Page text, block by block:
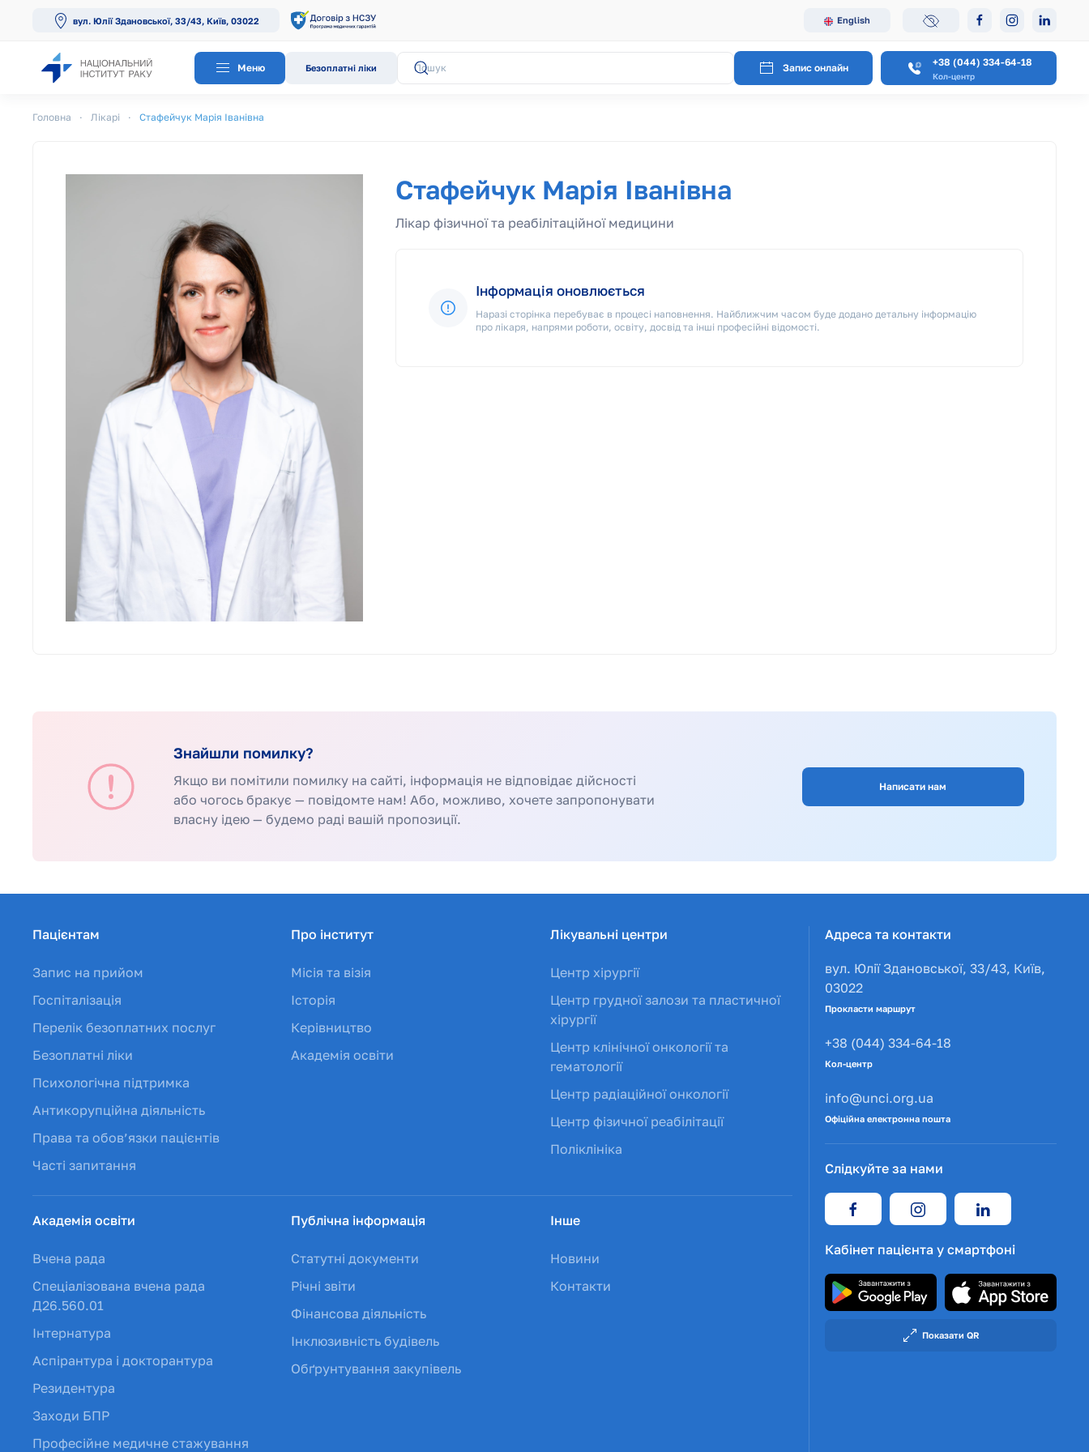
вул. Юлії Здановської, 33/43, Київ, 03022 English
Меню Безоплатні ліки Запис онлайн +38 (044) 334-64-18
Кол-центр
Головна Лікарі Стафейчук Марія Іванівна
Стафейчук Марія Іванівна
Лікар фізичної та реабілітаційної медицини
Інформація оновлюється
Наразі сторінка перебуває в процесі наповнення. Найближчим часом буде додано детальну інформацію
про лікаря, напрями роботи, освіту, досвід та інші професійні відомості.
Знайшли помилку?
Якщо ви помітили помилку на сайті, інформація не відповідає дійсності
або чогось бракує — повідомте нам! Або, можливо, хочете запропонувати
власну ідею — будемо раді вашій пропозиції.
Написати нам
Пацієнтам
Запис на прийом
Госпіталізація
Перелік безоплатних послуг
Безоплатні ліки
Психологічна підтримка
Антикорупційна діяльність
Права та обов’язки пацієнтів
Часті запитання
Про інститут
Місія та візія
Історія
Керівництво
Академія освіти
Лікувальні центри
Центр хірургії
Центр грудної залози та пластичної
хірургії
Центр клінічної онкології та
гематології
Центр радіаційної онкології
Центр фізичної реабілітації
Поліклініка
Академія освіти
Вчена рада
Спеціалізована вчена рада
Д26.560.01
Інтернатура
Аспірантура і докторантура
Резидентура
Заходи БПР
Професійне медичне стажування
Публічна інформація
Статутні документи
Річні звіти
Фінансова діяльність
Інклюзивність будівель
Обґрунтування закупівель
Інше
Новини
Контакти
Адреса та контакти
вул. Юлії Здановської, 33/43, Київ,
03022
Прокласти маршрут
+38 (044) 334-64-18
Кол-центр
info@unci.org.ua
Офіційна електронна пошта
Слідкуйте за нами
Кабінет пацієнта у смартфоні
Показати QR